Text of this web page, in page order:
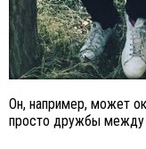
Он, например, может
просто дружбы